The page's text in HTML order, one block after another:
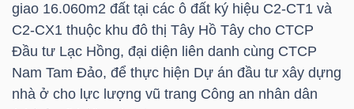
giao 16.060m2 đất tại các ô đất ký hiệu C2-CT1 và
C2-CX1 thuộc khu đô thị Tây Hồ Tây cho CTCP
Đầu tư Lạc Hồng, đại diện liên danh cùng CTCP
Nam Tam Đảo, để thực hiện Dự án đầu tư xây dựng
nhà ở cho lực lượng vũ trang Công an nhân dân
HÀNG
HÓA